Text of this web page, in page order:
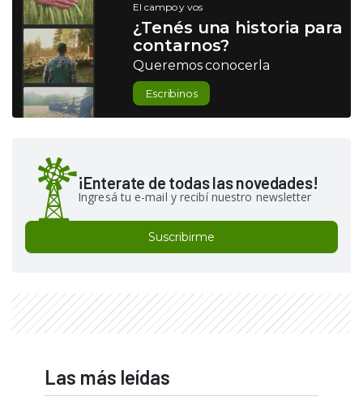
El campo y vos
¿Tenés una historia para
contarnos?
Queremos conocerla
Escribinos
¡Enterate de todas las novedades!
Ingresá tu e-mail y recibí nuestro newsletter
Suscribirme
Las más leídas